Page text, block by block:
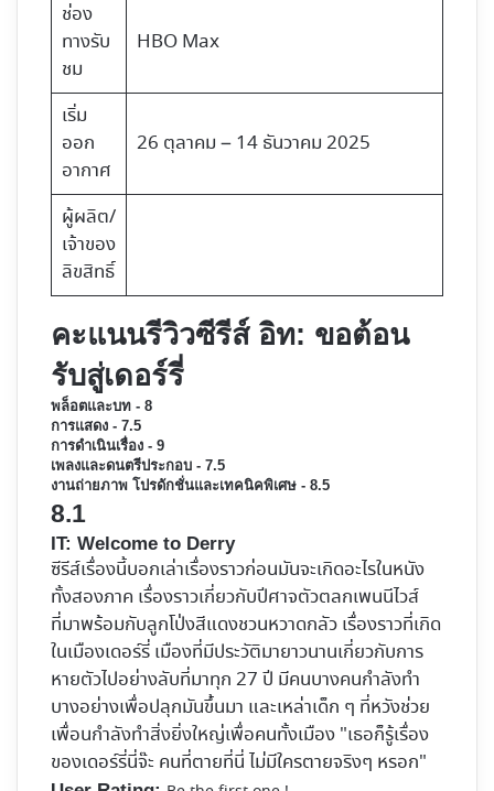
ช่อง
ทางรับ
ชม
HBO Max
เริ่ม
ออก
อากาศ
26 ตุลาคม – 14 ธันวาคม 2025
ผู้ผลิต/
เจ้าของ
ลิขสิทธิ์
คะแนนรีวิวซีรีส์ อิท: ขอต้อน
รับสู่เดอร์รี่
พล็อตและบท - 8
การแสดง - 7.5
การดำเนินเรื่อง - 9
เพลงและดนตรีประกอบ - 7.5
งานถ่ายภาพ โปรดักชั่นและเทคนิคพิเศษ - 8.5
8.1
IT: Welcome to Derry
ซีรีส์เรื่องนี้บอกเล่าเรื่องราวก่อนมันจะเกิดอะไรในหนัง
ทั้งสองภาค เรื่องราวเกี่ยวกับปีศาจตัวตลกเพนนีไวส์
ที่มาพร้อมกับลูกโป่งสีแดงชวนหวาดกลัว เรื่องราวที่เกิด
ในเมืองเดอร์รี่ เมืองที่มีประวัติมายาวนานเกี่ยวกับการ
หายตัวไปอย่างลับที่มาทุก 27 ปี มีคนบางคนกำลังทำ
บางอย่างเพื่อปลุกมันขึ้นมา และเหล่าเด็ก ๆ ที่หวังช่วย
เพื่อนกำลังทำสิ่งยิ่งใหญ่เพื่อคนทั้งเมือง "เธอก็รู้เรื่อง
ของเดอร์รี่นี่จ๊ะ คนที่ตายที่นี่ ไม่มีใครตายจริงๆ หรอก"